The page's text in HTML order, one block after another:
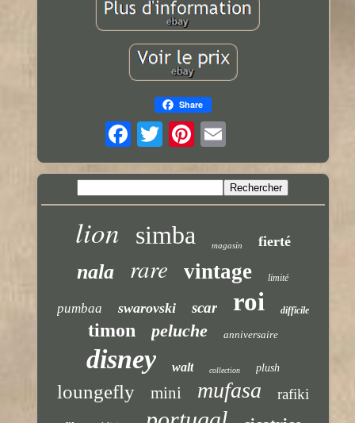
Share
lion simba magasin fierté
nala rare vintage limité
pumbaa swarovski scar roi difficile
timon peluche anniversaire
disney walt collection plush
loungefly mini mufasa rafiki